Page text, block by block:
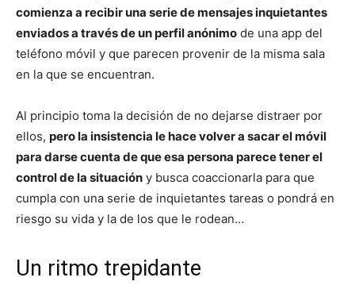
comienza a recibir una serie de mensajes inquietantes
enviados a través de un perfil anónimo de una app del
teléfono móvil y que parecen provenir de la misma sala
en la que se encuentran.
Al principio toma la decisión de no dejarse distraer por
ellos, pero la insistencia le hace volver a sacar el móvil
para darse cuenta de que esa persona parece tener el
control de la situación y busca coaccionarla para que
cumpla con una serie de inquietantes tareas o pondrá en
riesgo su vida y la de los que le rodean…
Un ritmo trepidante